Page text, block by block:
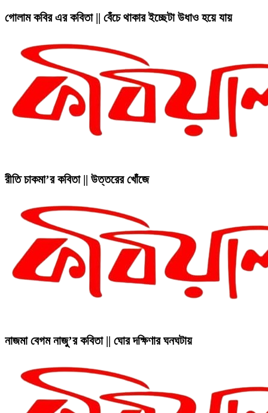
গোলাম কবির এর কবিতা || বেঁচে থাকার ইচ্ছেটা উধাও হয়ে যায়
রীতি চাকমা’র কবিতা || উত্তরের খোঁজে
নাজমা বেগম নাজু’র কবিতা || ঘোর দক্ষিণার ঘনঘটায়